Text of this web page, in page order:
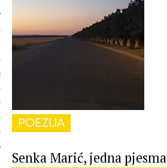
POEZIJA
Senka Marić, jedna pjesma